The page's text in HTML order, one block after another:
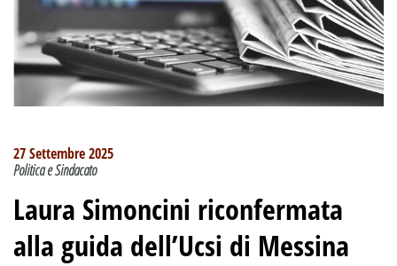
27 Settembre 2025
Politica e Sindacato
Laura Simoncini riconfermata
alla guida dell’Ucsi di Messina